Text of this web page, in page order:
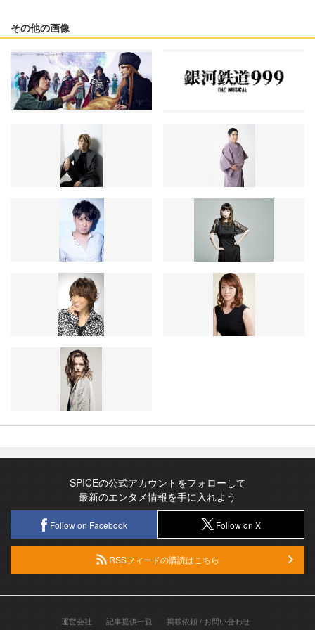
その他の画像
SPICEの公式アカウントをフォローして
最新のエンタメ情報を手に入れよう
Follow on Facebook Follow on X
RSSフィードの購読はこちら
運営会社 記事提供一覧 掲載依頼 / お問い合わせ